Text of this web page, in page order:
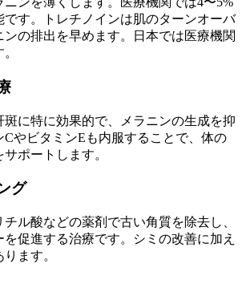
です。トレチノインは肌のターンオーバ
ンの排出を早めます。日本では医療機関
斑に特に効果的で、メラニンの生成を抑
やビタミンEも内服することで、体の
ポートします。
グ
ル酸などの薬剤で古い角質を除去し、
促進する治療です。シミの改善に加え
ます。